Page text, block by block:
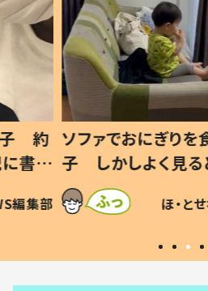
歳息
？」
編集部
小1から不登校、息
ッド」だった 父が
作り続ける理由とは
#令和の子
SNSで話題 ほ・と